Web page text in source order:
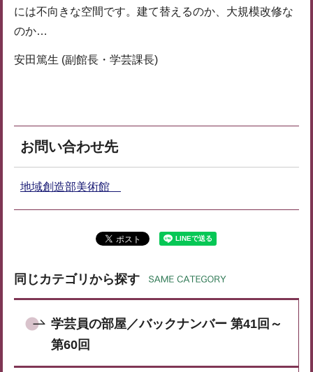
には不向きな空間です。建て替えるのか、大規模改修な
のか…
安田篤生 (副館長・学芸課長)
お問い合わせ先
地域創造部美術館
同じカテゴリから探す
学芸員の部屋／バックナンバー 第41回～
第60回